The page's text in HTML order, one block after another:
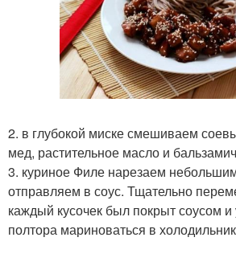
2. в глубокой миске смешиваем
мед, растительное масло и
3. куриное Филе нарезаем
отправляем в соус. Тщательно
каждый кусочек был покрыт соусом
полтора мариноваться в